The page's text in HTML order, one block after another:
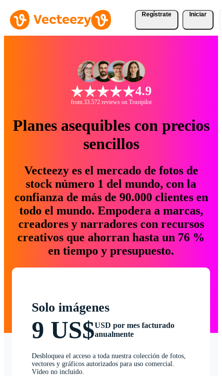
Regístrate Iniciar
4.9
from 33.572 reviews on Trustpilot
Planes asequibles con precios
sencillos
Vecteezy es el mercado de fotos de
stock número 1 del mundo, con la
confianza de más de 90.000 clientes en
todo el mundo. Empodera a marcas,
creadores y narradores con recursos
creativos que ahorran hasta un 76 %
en tiempo y presupuesto.
Solo imágenes
9 US$USD por mes facturado
anualmente
Desbloquea el acceso a toda nuestra colección de fotos,
vectores y gráficos autorizados para uso comercial.
Vídeo no incluido.